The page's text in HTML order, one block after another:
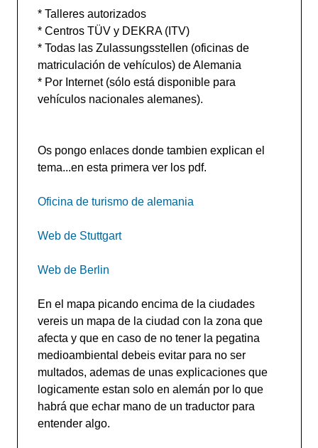
* Talleres autorizados
* Centros TÜV y DEKRA (ITV)
* Todas las Zulassungsstellen (oficinas de
matriculación de vehículos) de Alemania
* Por Internet (sólo está disponible para
vehículos nacionales alemanes).
Os pongo enlaces donde tambien explican el
tema...en esta primera ver los pdf.
Oficina de turismo de alemania
Web de Stuttgart
Web de Berlin
En el mapa picando encima de la ciudades
vereis un mapa de la ciudad con la zona que
afecta y que en caso de no tener la pegatina
medioambiental debeis evitar para no ser
multados, ademas de unas explicaciones que
logicamente estan solo en alemán por lo que
habrá que echar mano de un traductor para
entender algo.